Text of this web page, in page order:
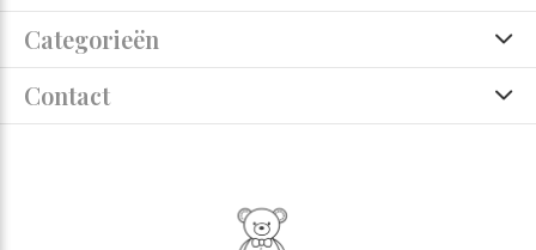
Categorieën
Contact